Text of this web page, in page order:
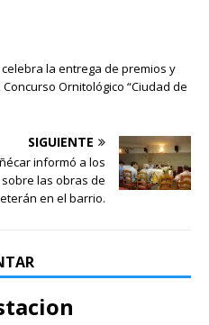
la entrega de premios y
Ornitológico “Ciudad de
SIGUIENTE
informó a los
las obras de
en el barrio.